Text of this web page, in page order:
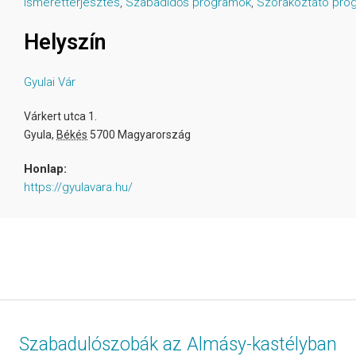
Helyszín
Gyulai Vár
Várkert utca 1.
Gyula, Békés 5700 Magyarország
Honlap:
https://gyulavara.hu/
Szabadulószobák az Almásy-kastélyban